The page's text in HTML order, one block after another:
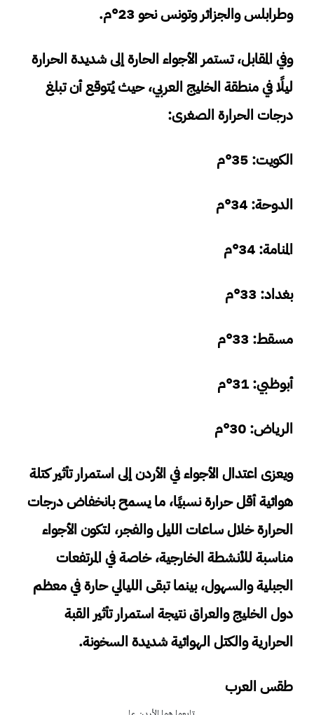
وطرابلس والجزائر وتونس نحو 23°م.
وفي المقابل، تستمر الأجواء الحارة إلى شديدة الحرارة
ليلًا في منطقة الخليج العربي، حيث يُتوقع أن تبلغ
درجات الحرارة الصغرى:
الكويت: 35°م
الدوحة: 34°م
المنامة: 34°م
بغداد: 33°م
مسقط: 33°م
أبوظبي: 31°م
الرياض: 30°م
ويعزى اعتدال الأجواء في الأردن إلى استمرار تأثير كتلة
هوائية أقل حرارة نسبيًا، ما يسمح بانخفاض درجات
الحرارة خلال ساعات الليل والفجر، لتكون الأجواء
مناسبة للأنشطة الخارجية، خاصة في المرتفعات
الجبلية والسهول، بينما تبقى الليالي حارة في معظم
دول الخليج والعراق نتيجة استمرار تأثير القبة
الحرارية والكتل الهوائية شديدة السخونة.
طقس العرب